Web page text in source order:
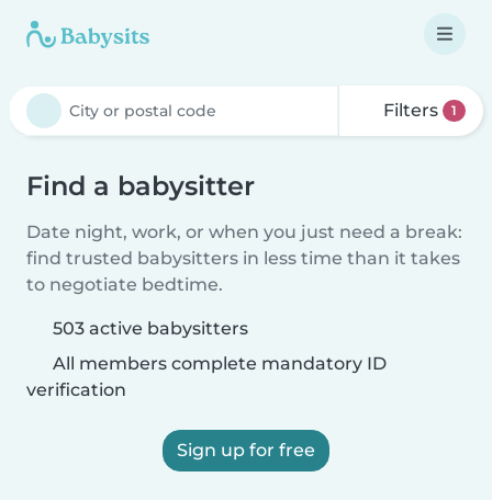
Filters 1
Find a babysitter
Date night, work, or when you just need a break:
find trusted babysitters in less time than it takes
to negotiate bedtime.
503 active babysitters
All members complete mandatory ID
verification
Sign up for free